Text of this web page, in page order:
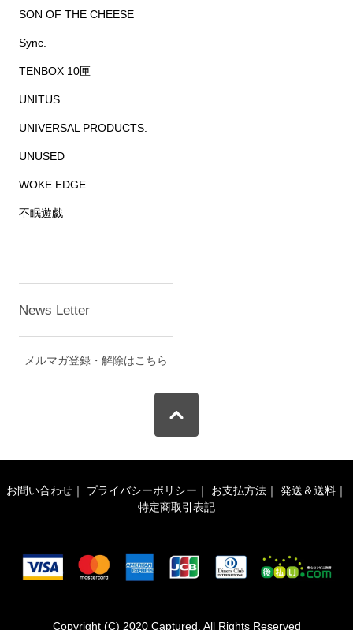
SON OF THE CHEESE
Sync.
TENBOX 10匣
UNITUS
UNIVERSAL PRODUCTS.
UNUSED
WOKE EDGE
不眠遊戯
News Letter
メルマガ登録・解除はこちら
お問い合わせ ｜ プライバシーポリシー ｜ お支払方法 ｜ 発送＆送料 ｜
特定商取引表記
Copyright (C) 2020 Captured. All Rights Reserved